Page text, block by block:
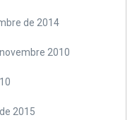
de 2014
2010
2015